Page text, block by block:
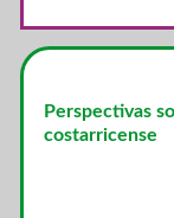
Perspectivas
costarricense